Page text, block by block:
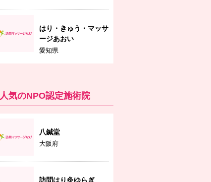
はり・きゅう・マッサ
ージあおい
愛知県
人気のNPO認定施術院
八鍼堂
大阪府
訪問はり灸ゆらぎ